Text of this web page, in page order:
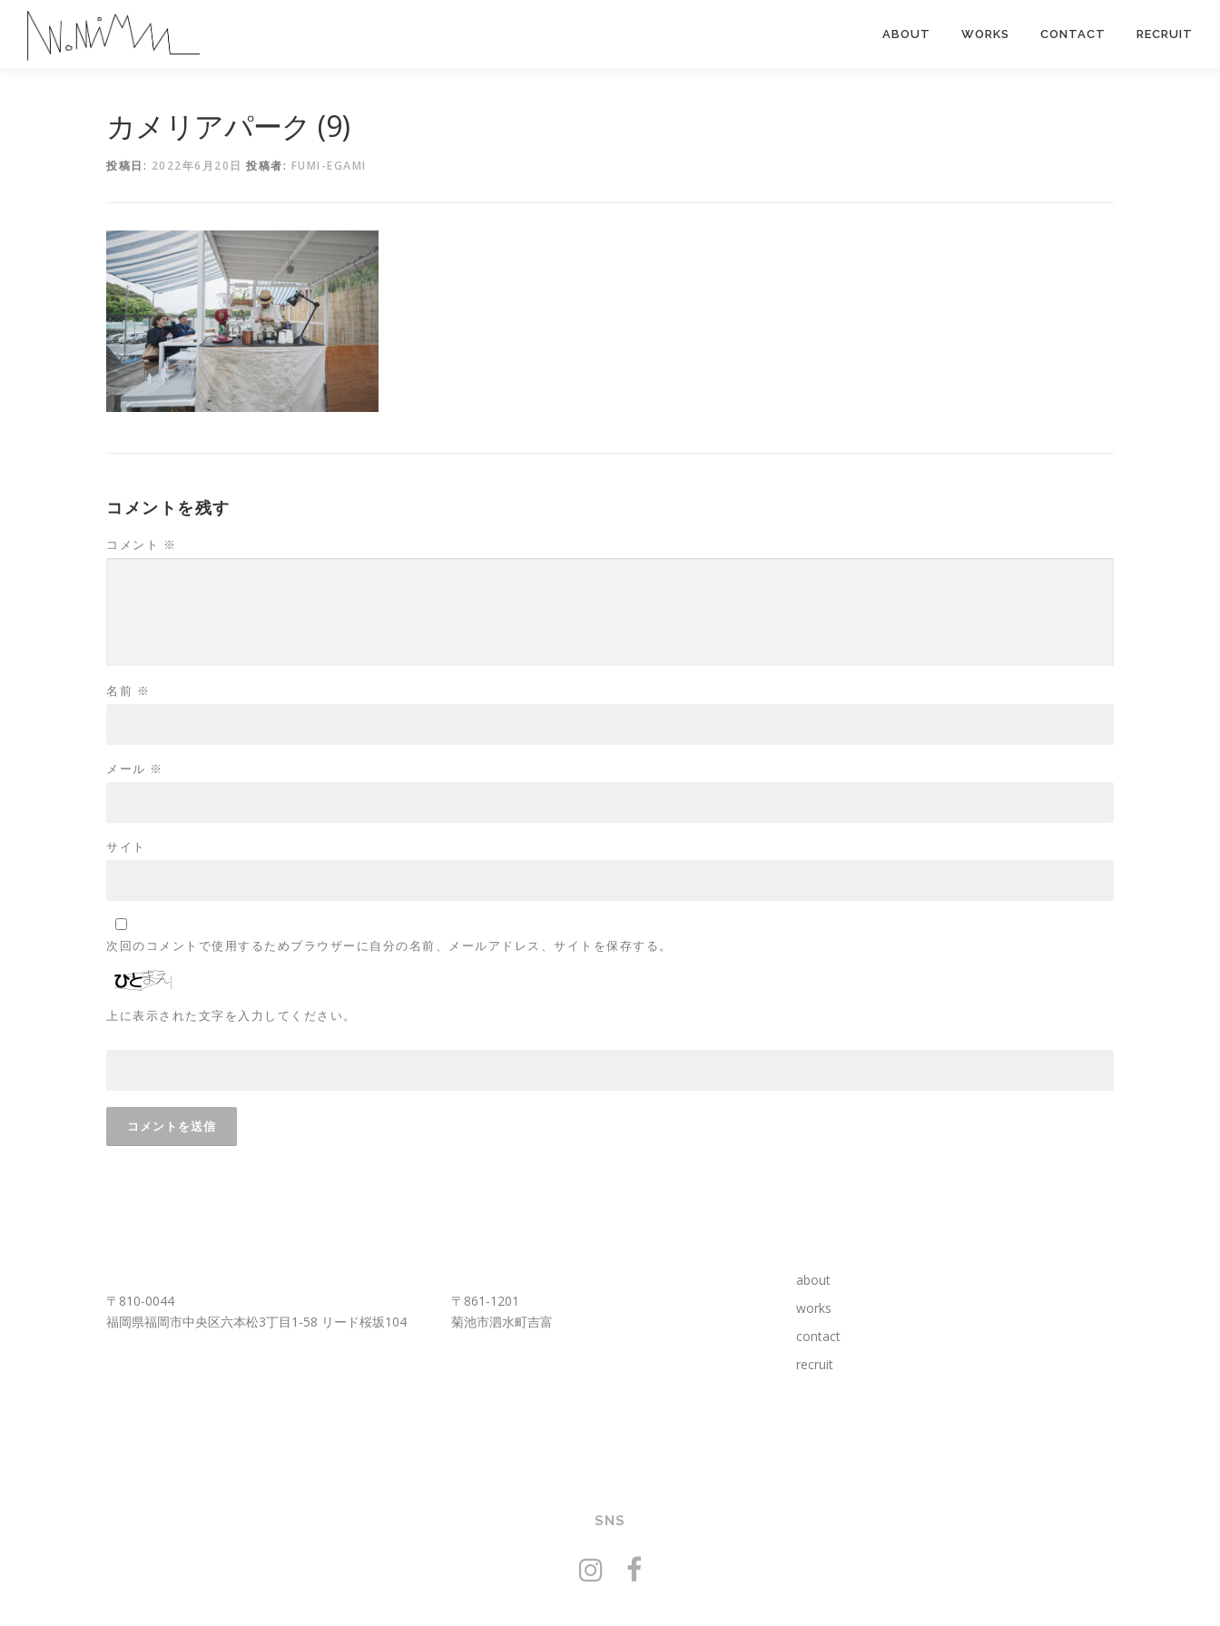
ABOUT WORKS CONTACT RECRUIT
カメリアパーク (9)
投稿日: 2022年6月20日 投稿者: FUMI-EGAMI
コメントを残す
コメント ※
名前 ※
メール ※
サイト
次回のコメントで使用するためブラウザーに自分の名前、メールアドレス、サイトを保存する。
上に表示された文字を入力してください。
〒810-0044
福岡県福岡市中央区六本松3丁目1-58 リード桜坂104
〒861-1201
菊池市泗水町吉富
about
works
contact
recruit
SNS